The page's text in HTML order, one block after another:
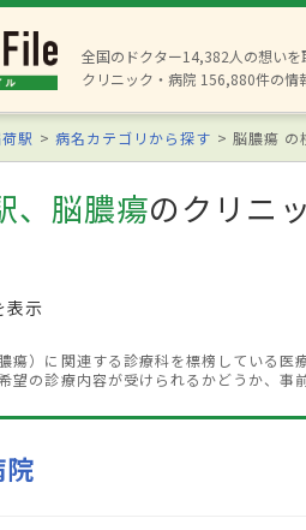
全国のドクター14,382人の想いを
クリニック・病院 156,880件の情
駅 病名カテゴリから探す 脳膿瘍 の
、脳膿瘍のクリニ
表示
瘍）に関連する診療科を標榜している医
望の診療内容が受けられるかどうか、事